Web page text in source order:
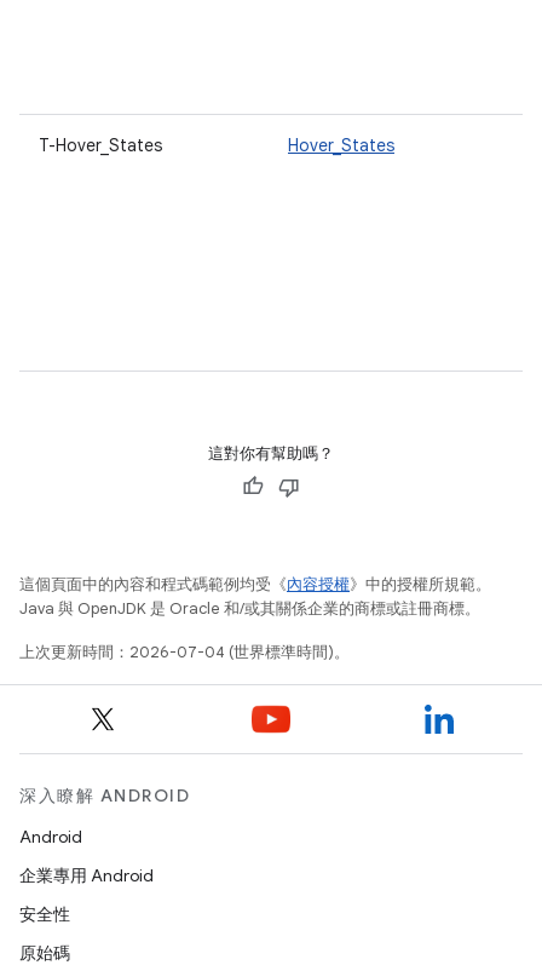
T-Hover_States Hover_States
這對你有幫助嗎？
這個頁面中的內容和程式碼範例均受《內容授權》中的授權所規範。
Java 與 OpenJDK 是 Oracle 和/或其關係企業的商標或註冊商標。
上次更新時間：2026-07-04 (世界標準時間)。
深入瞭解 ANDROID
Android
企業專用 Android
安全性
原始碼